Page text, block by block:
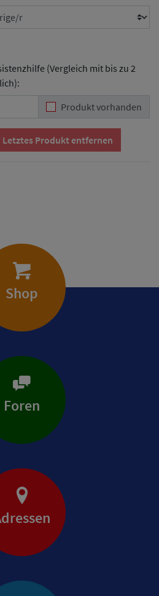
(Vergleich mit bis zu 2
Produkt vorhanden
Letztes Produkt entfernen
Shop
Foren